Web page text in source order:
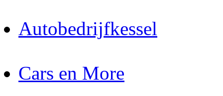
Autobedrijfkessel
Cars en More